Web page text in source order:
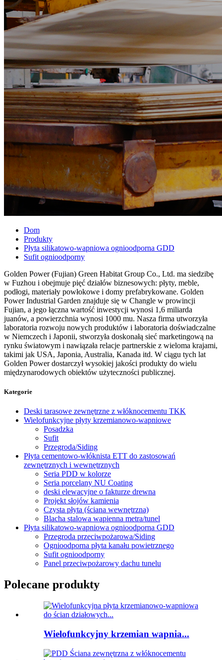
Dom
Produkty
Płyta silikatowo-wapniowa ognioodporna GDD
Sufit ognioodporny
Golden Power (Fujian) Green Habitat Group Co., Ltd. ma siedzibę
w Fuzhou i obejmuje pięć działów biznesowych: płyty, meble,
podłogi, materiały powłokowe i domy prefabrykowane. Golden
Power Industrial Garden znajduje się w Changle w prowincji
Fujian, a jego łączna wartość inwestycji wynosi 1,6 miliarda
juanów, a powierzchnia wynosi 1000 mu. Nasza firma utworzyła
laboratoria rozwoju nowych produktów i laboratoria doświadczalne
w Niemczech i Japonii, stworzyła doskonałą sieć marketingową na
rynku światowym i nawiązała relacje partnerskie z wieloma krajami,
takimi jak USA, Japonia, Australia, Kanada itd. W ciągu tych lat
Golden Power dostarczył wysokiej jakości produkty do wielu
międzynarodowych obiektów użyteczności publicznej.
Kategorie
Deski tarasowe zewnętrzne z włóknocementu TKK
Wielofunkcyjne płyty krzemianowo-wapniowe
Posadzka
Sufit
Przegroda/Siding
Płyta cementowo-włóknista ETT do zastosowań
zewnętrznych i wewnętrznych
Seria PDD w kolorze
Seria porcelany NU Coating
deski elewacyjne o fakturze drewna
Projekt słojów kamienia
Czysta płyta (ściana wewnętrzna)
Blacha stalowa wapienna metra/tunel
Płyta silikatowo-wapniowa ognioodporna GDD
Przegroda przeciwpożarowa/Siding
Ognioodporna płyta kanału powietrznego
Sufit ognioodporny
Panel przeciwpożarowy dachu tunelu
Polecane produkty
Wielofunkcyjny krzemian wapnia...